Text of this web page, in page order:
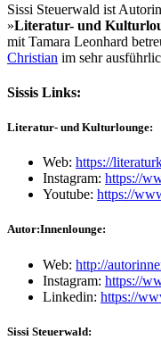
Sissi Steuerwald ist
»Literatur- und
mit Tamara Leonhard
Christian im sehr
Sissis Links:
Literatur- und Kulturlounge:
Web: https://
Instagram: https://
Youtube: https://
Autor:Innenlounge:
Web: http://
Instagram: https://
Linkedin: https://
Sissi Steuerwald: